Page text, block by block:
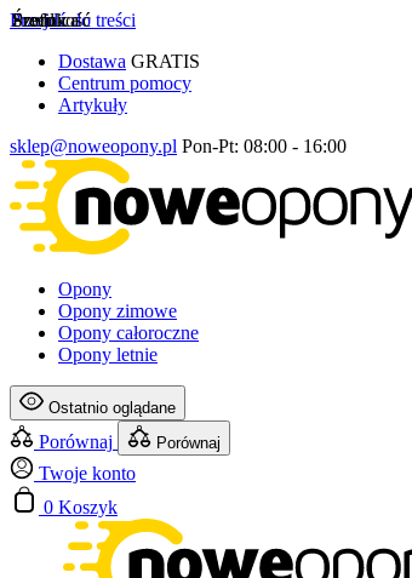
Przejdź do treści
Dostawa GRATIS
Centrum pomocy
Artykuły
sklep@noweopony.pl Pon-Pt: 08:00 - 16:00
Opony
Opony zimowe
Opony całoroczne
Opony letnie
Ostatnio oglądane
Porównaj Porównaj
Twoje konto
0 Koszyk
Szerokość
Profil
Średnica